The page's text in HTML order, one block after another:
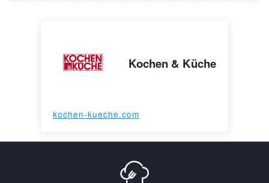
Kochen & Küche
kochen-kueche.com